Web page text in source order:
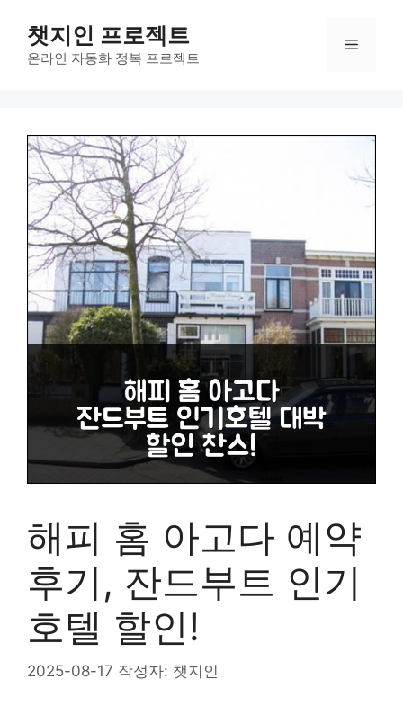
챗지인 프로젝트
온라인 자동화 정복 프로젝트
메
해피 홈 아고다 예약
후기, 잔드부트 인기
호텔 할인!
2025-08-17 작성자: 챗지인